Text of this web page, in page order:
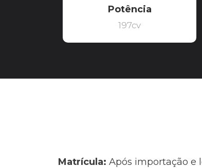
Potência
197cv
Matrícula: Após importação e